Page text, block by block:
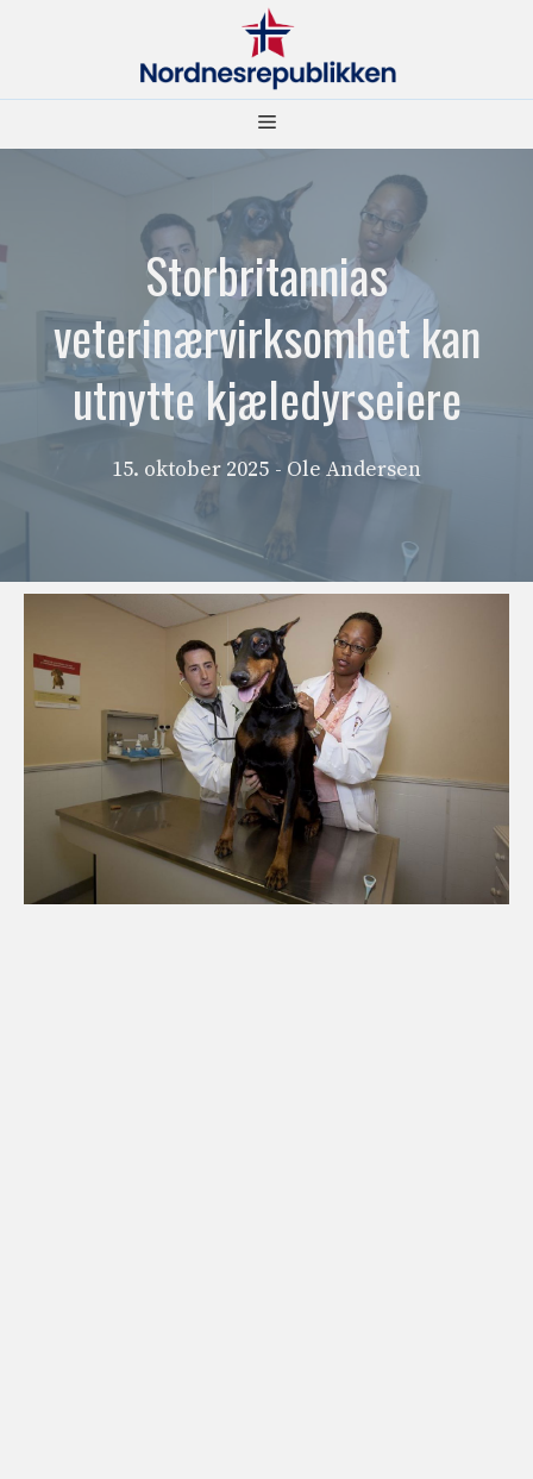
Meny
Storbritannias
veterinærvirksomhet kan
utnytte kjæledyrseiere
15. oktober 2025 - Ole Andersen